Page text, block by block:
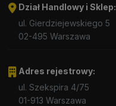
Dział Handlowy i Sklep:
ul. Gierdziejewskiego 5
02-495 Warszawa
Adres rejestrowy:
ul. Szekspira 4/75
01-913 Warszawa